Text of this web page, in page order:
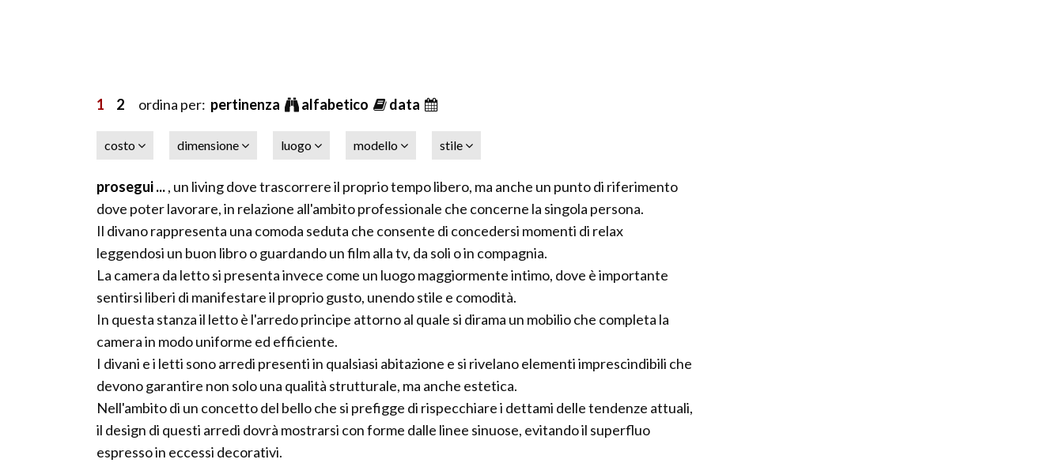
1 2 ordina per: pertinenza alfabetico data
costo dimensione luogo modello stile
prosegui ..., un living dove trascorrere il proprio tempo libero, ma anche un punto di riferimento
dove poter lavorare, in relazione all'ambito professionale che concerne la singola persona.
Il divano rappresenta una comoda seduta che consente di concedersi momenti di relax
leggendosi un buon libro o guardando un film alla tv, da soli o in compagnia.
La camera da letto si presenta invece come un luogo maggiormente intimo, dove è importante
sentirsi liberi di manifestare il proprio gusto, unendo stile e comodità.
In questa stanza il letto è l'arredo principe attorno al quale si dirama un mobilio che completa la
camera in modo uniforme ed efficiente.
I divani e i letti sono arredi presenti in qualsiasi abitazione e si rivelano elementi imprescindibili che
devono garantire non solo una qualità strutturale, ma anche estetica.
Nell'ambito di un concetto del bello che si prefigge di rispecchiare i dettami delle tendenze attuali,
il design di questi arredi dovrà mostrarsi con forme dalle linee sinuose, evitando il superfluo
espresso in eccessi decorativi.